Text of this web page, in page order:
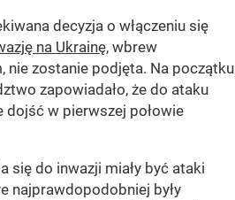
decyzja o włączeniu się
na Ukrainę, wbrew
nie zostanie podjęta. Na początku
zapowiadało, że do ataku
dojść w pierwszej połowie
się do inwazji miały być ataki
najprawdopodobniej były